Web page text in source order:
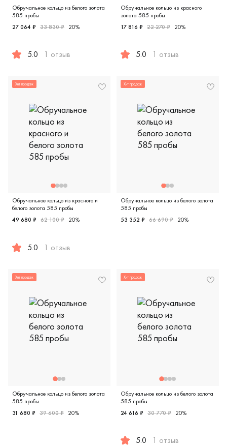
Обручальное кольцо из белого золота
585 пробы
27 064 ₽ 33 830 ₽ 20%
5.0 1 отзыв
Обручальное кольцо из красного
золота 585 пробы
17 816 ₽ 22 270 ₽ 20%
5.0 1 отзыв
Хит продаж
Обручальное кольцо из красного и
белого золота 585 пробы
49 680 ₽ 62 100 ₽ 20%
5.0 1 отзыв
Хит продаж
Обручальное кольцо из белого золота
585 пробы
53 352 ₽ 66 690 ₽ 20%
Хит продаж
Обручальное кольцо из белого золота
585 пробы
Женские, мужские, парные, белое золото 585 пробы,
31 680 ₽ 39 600 ₽ 20%
Хит продаж
Обручальное кольцо из белого золота
585 пробы
24 616 ₽ 30 770 ₽ 20%
5.0 1 отзыв